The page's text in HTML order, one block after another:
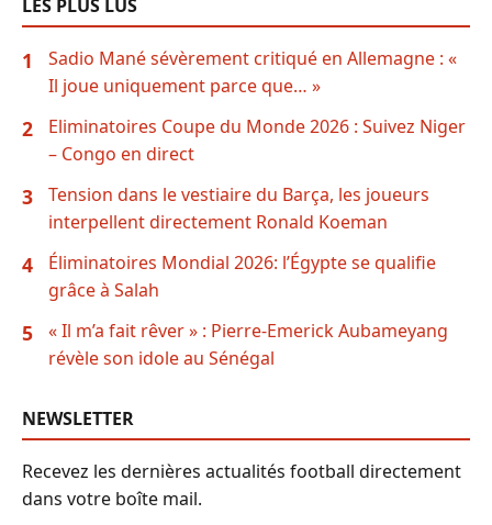
LES PLUS LUS
1
Sadio Mané sévèrement critiqué en Allemagne : «
Il joue uniquement parce que… »
2
Eliminatoires Coupe du Monde 2026 : Suivez Niger
– Congo en direct
3
Tension dans le vestiaire du Barça, les joueurs
interpellent directement Ronald Koeman
4
Éliminatoires Mondial 2026: l’Égypte se qualifie
grâce à Salah
5
« Il m’a fait rêver » : Pierre-Emerick Aubameyang
révèle son idole au Sénégal
NEWSLETTER
Recevez les dernières actualités football directement
dans votre boîte mail.